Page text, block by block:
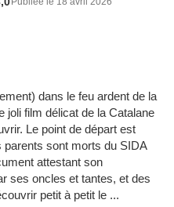
dans le feu ardent de la
joli film délicat de la Catalane
Le point de départ est
parents sont morts du SIDA
attestant son
ses oncles et tantes, et des
petit à petit le ...